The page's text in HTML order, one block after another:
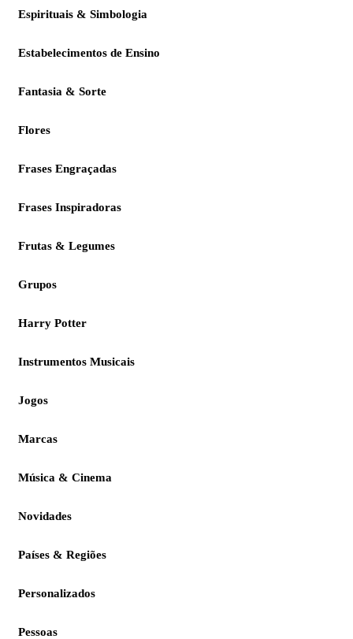
Espirituais & Simbologia
Estabelecimentos de Ensino
Fantasia & Sorte
Flores
Frases Engraçadas
Frases Inspiradoras
Frutas & Legumes
Grupos
Harry Potter
Instrumentos Musicais
Jogos
Marcas
Música & Cinema
Novidades
Países & Regiões
Personalizados
Pessoas